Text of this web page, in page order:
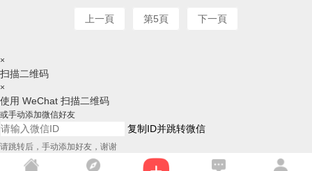
上一頁 第5頁 下一頁
×
扫描二维码
×
使用 WeChat 扫描二维码
或手动添加微信好友
复制ID并跳转微信
请跳转后，手动添加好友，谢谢